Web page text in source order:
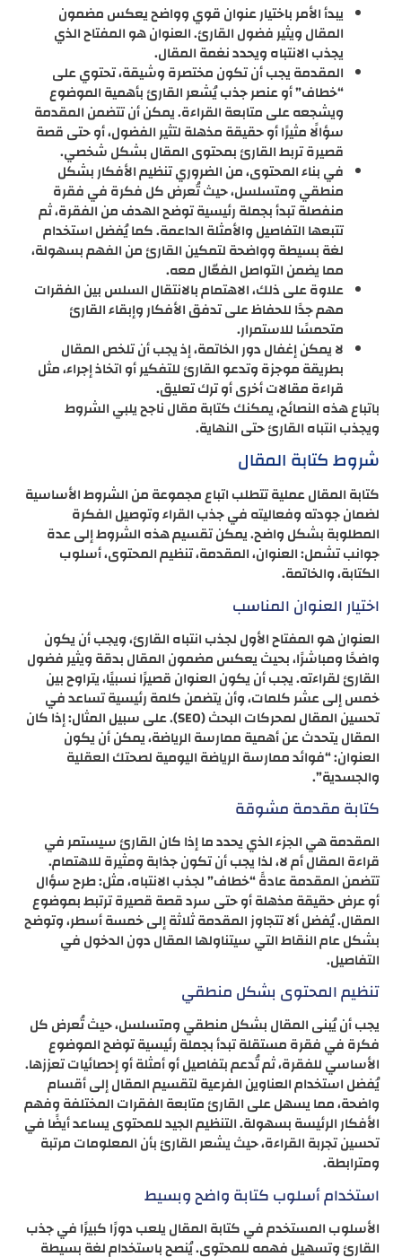
يبدأ الأمر باختيار عنوان قوي وواضح يعكس مضمون
المقال ويثير فضول القارئ. العنوان هو المفتاح الذي
يجذب الانتباه ويحدد نغمة المقال.
المقدمة يجب أن تكون مختصرة وشيقة، تحتوي على
“خطاف” أو عنصر جذب يُشعر القارئ بأهمية الموضوع
ويشجعه على متابعة القراءة. يمكن أن تتضمن المقدمة
سؤالًا مثيرًا أو حقيقة مذهلة لتثير الفضول، أو حتى قصة
قصيرة تربط القارئ بمحتوى المقال بشكل شخصي.
في بناء المحتوى، من الضروري تنظيم الأفكار بشكل
منطقي ومتسلسل، حيث تُعرض كل فكرة في فقرة
منفصلة تبدأ بجملة رئيسية توضح الهدف من الفقرة، ثم
تتبعها التفاصيل والأمثلة الداعمة. كما يُفضل استخدام
لغة بسيطة وواضحة لتمكين القارئ من الفهم بسهولة،
مما يضمن التواصل الفعّال معه.
علاوة على ذلك، الاهتمام بالانتقال السلس بين الفقرات
مهم جدًا للحفاظ على تدفق الأفكار وإبقاء القارئ
متحمسًا للاستمرار.
لا يمكن إغفال دور الخاتمة، إذ يجب أن تلخص المقال
بطريقة موجزة وتدعو القارئ للتفكير أو اتخاذ إجراء، مثل
قراءة مقالات أخرى أو ترك تعليق.
باتباع هذه النصائح، يمكنك كتابة مقال ناجح يلبي الشروط
ويجذب انتباه القارئ حتى النهاية.
شروط كتابة المقال
كتابة المقال عملية تتطلب اتباع مجموعة من الشروط الأساسية
لضمان جودته وفعاليته في جذب القراء وتوصيل الفكرة
المطلوبة بشكل واضح. يمكن تقسيم هذه الشروط إلى عدة
جوانب تشمل: العنوان، المقدمة، تنظيم المحتوى، أسلوب
الكتابة، والخاتمة.
اختيار العنوان المناسب
العنوان هو المفتاح الأول لجذب انتباه القارئ، ويجب أن يكون
واضحًا ومباشرًا، بحيث يعكس مضمون المقال بدقة ويثير فضول
القارئ لقراءته. يجب أن يكون العنوان قصيرًا نسبيًا، يتراوح بين
خمس إلى عشر كلمات، وأن يتضمن كلمة رئيسية تساعد في
تحسين المقال لمحركات البحث (SEO)​. على سبيل المثال: إذا كان
المقال يتحدث عن أهمية ممارسة الرياضة، يمكن أن يكون
العنوان: “فوائد ممارسة الرياضة اليومية لصحتك العقلية
والجسدية”.
كتابة مقدمة مشوقة
المقدمة هي الجزء الذي يحدد ما إذا كان القارئ سيستمر في
قراءة المقال أم لا، لذا يجب أن تكون جذابة ومثيرة للاهتمام.
تتضمن المقدمة عادةً “خطاف” لجذب الانتباه، مثل: طرح سؤال
أو عرض حقيقة مذهلة أو حتى سرد قصة قصيرة ترتبط بموضوع
المقال​. يُفضل ألا تتجاوز المقدمة ثلاثة إلى خمسة أسطر، وتوضح
بشكل عام النقاط التي سيتناولها المقال دون الدخول في
التفاصيل.
تنظيم المحتوى بشكل منطقي
يجب أن يُبنى المقال بشكل منطقي ومتسلسل، حيث تُعرض كل
فكرة في فقرة مستقلة تبدأ بجملة رئيسية توضح الموضوع
الأساسي للفقرة، ثم تُدعم بتفاصيل أو أمثلة أو إحصائيات تعززها.
يُفضل استخدام العناوين الفرعية لتقسيم المقال إلى أقسام
واضحة، مما يسهل على القارئ متابعة الفقرات المختلفة وفهم
الأفكار الرئيسة بسهولة​. التنظيم الجيد للمحتوى يساعد أيضًا في
تحسين تجربة القراءة، حيث يشعر القارئ بأن المعلومات مرتبة
ومترابطة.
استخدام أسلوب كتابة واضح وبسيط
الأسلوب المستخدم في كتابة المقال يلعب دورًا كبيرًا في جذب
القارئ وتسهيل فهمه للمحتوى. يُنصح باستخدام لغة بسيطة